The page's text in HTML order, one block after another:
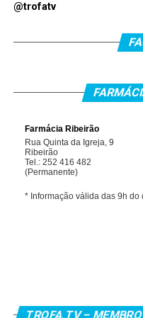
@trofatv
TROFA.TV –